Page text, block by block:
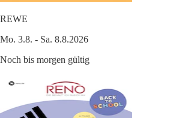
REWE
Mo. 3.8. - Sa. 8.8.2026
Noch bis morgen gültig